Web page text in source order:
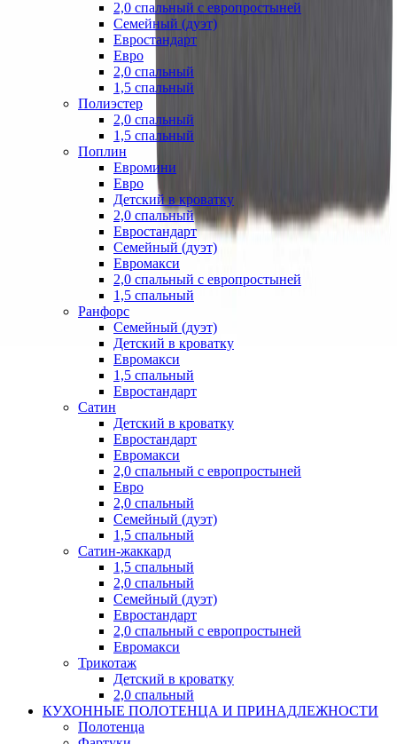
2,0 спальный с европростыней
Семейный (дуэт)
Евростандарт
Евро
2,0 спальный
1,5 спальный
Полиэстер
2,0 спальный
1,5 спальный
Поплин
Евромини
Евро
Детский в кроватку
2,0 спальный
Евростандарт
Семейный (дуэт)
Евромакси
2,0 спальный с европростыней
1,5 спальный
Ранфорс
Семейный (дуэт)
Детский в кроватку
Евромакси
1,5 спальный
Евростандарт
Сатин
Детский в кроватку
Евростандарт
Евромакси
2,0 спальный с европростыней
Евро
2,0 спальный
Семейный (дуэт)
1,5 спальный
Сатин-жаккард
1,5 спальный
2,0 спальный
Семейный (дуэт)
Евростандарт
2,0 спальный с европростыней
Евромакси
Трикотаж
Детский в кроватку
2,0 спальный
КУХОННЫЕ ПОЛОТЕНЦА И ПРИНАДЛЕЖНОСТИ
Полотенца